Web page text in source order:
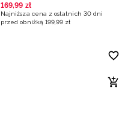
169,99 zł
Najniższa cena z ostatnich 30 dni
przed obniżką 199,99 zł